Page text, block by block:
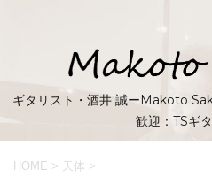
ギタリスト・酒井 誠ーMakoto
歓迎：TSギタ
HOME > 天体 >